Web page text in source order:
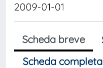
2009-01-01
Scheda breve
Scheda